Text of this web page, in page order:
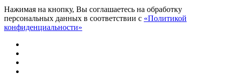
Нажимая на кнопку, Вы соглашаетесь на обработку
персональных данных в соответствии с «Политикой
конфиденциальности»